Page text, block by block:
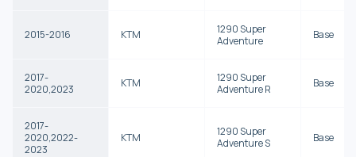
2015-2016 KTM
1290 Super
Adventure
Base
2017-
2020,2023
KTM
1290 Super
Adventure R
Base
2017-
2020,2022-
2023
KTM
1290 Super
Adventure S
Base